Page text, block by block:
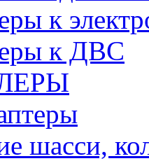
к
к ДВС
шасси,